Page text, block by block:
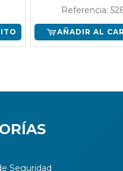
Referencia:
AÑADIR AL
Seguridad